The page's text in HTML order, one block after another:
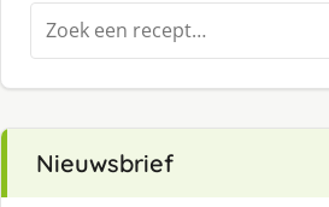
Zoeken
naar:
Nieuwsbrief